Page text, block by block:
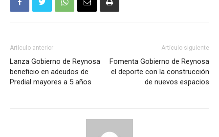
Artículo anterior
Lanza Gobierno de Reynosa
beneficio en adeudos de
Predial mayores a 5 años
Artículo siguiente
Fomenta Gobierno de Reynosa
el deporte con la construcción
de nuevos espacios